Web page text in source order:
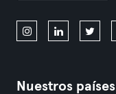
Nuestros países